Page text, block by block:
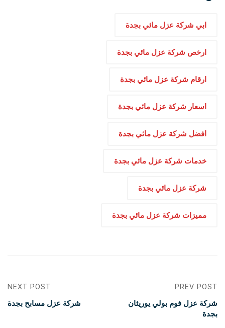
ابي شركة عزل مائي بجدة
ارخص شركة عزل مائي بجدة
ارقام شركة عزل مائي بجدة
اسعار شركة عزل مائي بجدة
افضل شركة عزل مائي بجدة
خدمات شركة عزل مائي بجدة
شركة عزل مائي بجدة
مميزات شركة عزل مائي بجدة
PREV POST
شركة عزل فوم بولي يوريثان
بجدة
NEXT POST
شركة عزل مسابح بجدة